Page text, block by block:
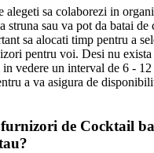
alegeti sa colaborezi in
struna sau va pot da batai
sa alocati timp pentru a
pentru voi. Desi nu exista
in vedere un interval de 6 -
a va asigura de
furnizori de Cocktail